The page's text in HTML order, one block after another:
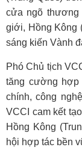
cửa ngõ thương
giới, Hồng Kông
sáng kiến Vành
Phó Chủ tịch
tăng cường hợp
chính, công
VCCI cam kết
Hồng Kông
hội hợp tác bền